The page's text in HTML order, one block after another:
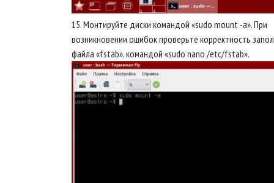
15. Монтируйте диски командой «sudo mount -a». При
возникновении ошибок проверьте корректность
файла «fstab», командой «sudo nano /etc/fstab».